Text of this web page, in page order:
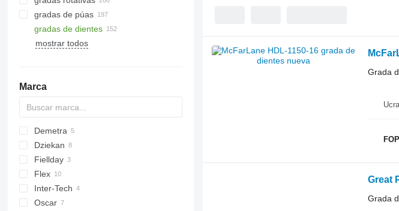
gradas de púas
gradas de dientes
mostrar todos
Marca
Demetra
Dziekan
Fiellday
Flex
Cultro
Cura
Inter-Tech
Oscar
Grada
Great
Grada